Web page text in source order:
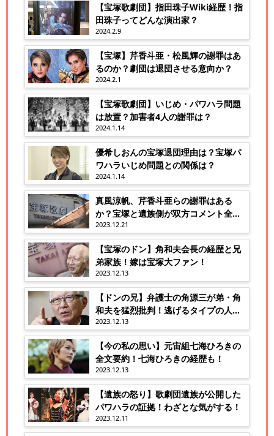
【宝塚歌劇団】指田珠子Wiki経歴！指
田珠子ってどんな演出家？
2024.2.9
【宝塚】芹香斗亜・松風輝の謝罪はあ
るのか？劇団は退団させる意向か？
2024.2.1
【宝塚歌劇団】いじめ・パワハラ問題
は放置？加害者4人の謝罪は？
2024.1.14
優希しおんの宝塚退団理由は？宝塚パ
ワハラいじめ問題との関係は？
2024.1.14
真風涼帆、芹香斗亜らの謝罪はある
か？宝塚と遺族側が双方コメント全
文！
2023.12.21
【宝塚のドン】角和夫会長の経歴と兄
弟家族！嫁は宝塚大ファン！
2023.12.13
【ドンの兄】弁護士の角源三が弟・角
和夫を猛烈批判！逃げるタイプの人
間！
2023.12.13
【今の私の思い】元宙組七海ひろきの
全文要約！七海ひろきの経歴も！
2023.12.13
【遺族の怒り】歌劇団遺族が公開した
パワハラの証拠！わざとな気がする！
2023.12.11